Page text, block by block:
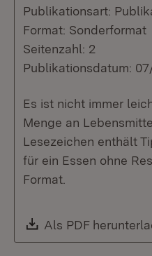
Publikationsart:
Format: Sonderformat
Seitenzahl: 2
Publikationsdatum:
Es ist nicht immer
Menge an
Lesezeichen enthält
für ein Essen ohne
Format.
Download:
Als PDF